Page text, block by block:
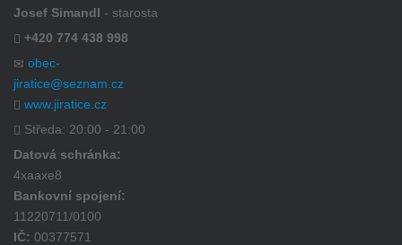
Josef Simandl - starosta
+420 774 438 998
obec-
jiratice@seznam.cz
www.jiratice.cz
Středa: 20:00 - 21:00
Datová schránka:
4xaaxe8
Bankovní spojení:
11220711/0100
IČ: 00377571